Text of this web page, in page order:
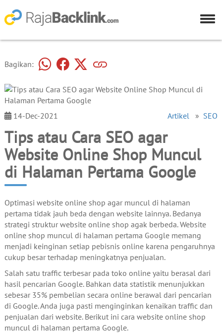
Bagikan:
14-Dec-2021 Artikel » SEO
Tips atau Cara SEO agar
Website Online Shop Muncul
di Halaman Pertama Google
Optimasi website online shop agar muncul di halaman
pertama tidak jauh beda dengan website lainnya. Bedanya
strategi struktur website online shop agak berbeda. Website
online shop muncul di halaman pertama Google memang
menjadi keinginan setiap pebisnis online karena pengaruhnya
cukup besar terhadap meningkatnya penjualan.
Salah satu traffic terbesar pada toko online yaitu berasal dari
hasil pencarian Google. Bahkan data statistik menunjukkan
sebesar 35% pembelian secara online berawal dari pencarian
di Google. Anda juga pasti menginginkan kenaikan traffic dan
penjualan dari website. Berikut ini cara website online shop
muncul di halaman pertama Google.